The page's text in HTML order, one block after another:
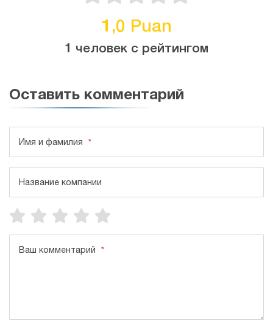
1,0 Puan
1 человек с рейтингом
Оставить комментарий
Имя и фамилия *
Название компании
Ваш комментарий *